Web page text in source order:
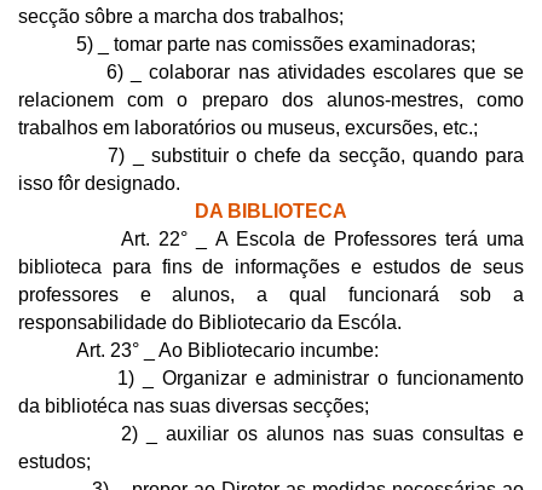
secção sôbre a marcha dos trabalhos;
5) _ tomar parte nas comissões examinadoras;
6) _ colaborar nas atividades escolares que se
relacionem com o preparo dos alunos-mestres, como
trabalhos em laboratórios ou museus, excursões, etc.;
7) _ substituir o chefe da secção, quando para
isso fôr designado.
DA BIBLIOTECA
Art. 22° _ A Escola de Professores terá uma
biblioteca para fins de informações e estudos de seus
professores e alunos, a qual funcionará sob a
responsabilidade do Bibliotecario da Escóla.
Art. 23° _ Ao Bibliotecario incumbe:
1) _ Organizar e administrar o funcionamento
da bibliotéca nas suas diversas secções;
2) _ auxiliar os alunos nas suas consultas e
estudos;